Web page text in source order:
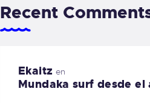
Recent
Ekaitz en
Mundaka surf desde el